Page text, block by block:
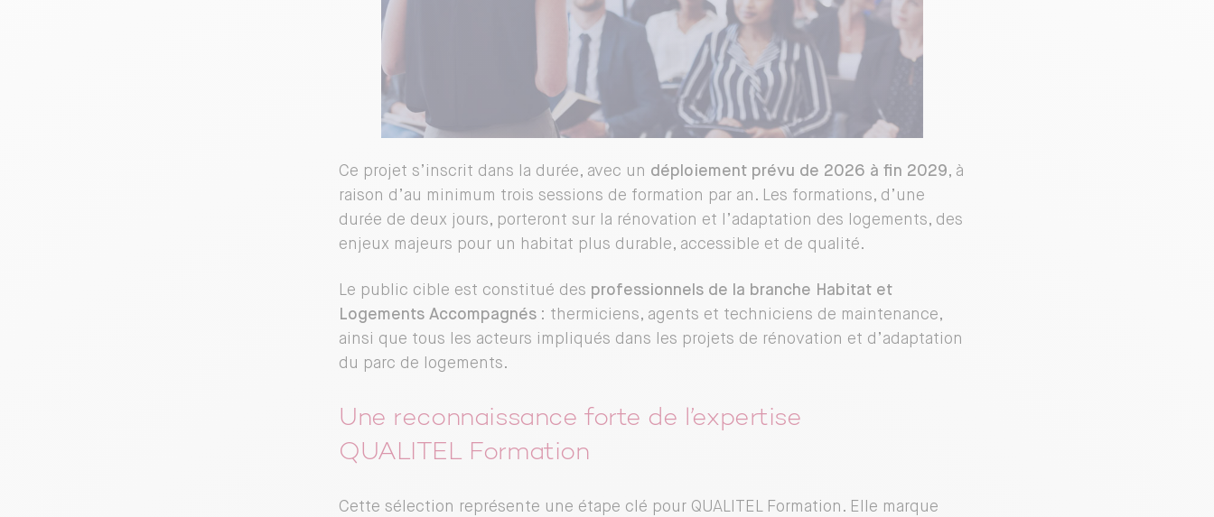
Ce projet s’inscrit dans la durée, avec un déploiement prévu de 2026 à fin 2029, à
raison d’au minimum trois sessions de formation par an. Les formations, d’une
durée de deux jours, porteront sur la rénovation et l’adaptation des logements, des
enjeux majeurs pour un habitat plus durable, accessible et de qualité.
Le public cible est constitué des professionnels de la branche Habitat et
Logements Accompagnés : thermiciens, agents et techniciens de maintenance,
ainsi que tous les acteurs impliqués dans les projets de rénovation et d’adaptation
du parc de logements.
Une reconnaissance forte de l’expertise
QUALITEL Formation
Cette sélection représente une étape clé pour QUALITEL Formation. Elle marque